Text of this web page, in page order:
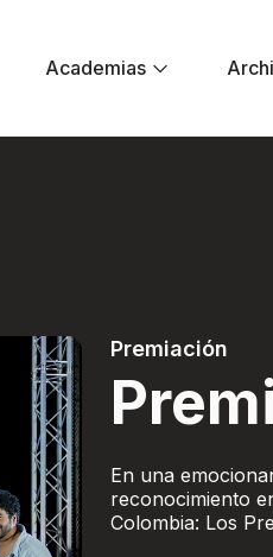
Academias
Premiación
En una
reconocimiento
Colombia: Los